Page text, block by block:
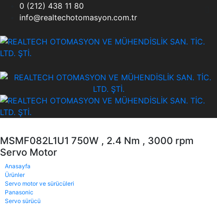
0 (212) 438 11 80
info@realtechotomasyon.com.tr
MSMF082L1U1 750W , 2.4 Nm , 3000 rpm
Servo Motor
Anasayfa
Ürünler
Servo motor ve sürücüleri
Panasonic
Servo sürücü